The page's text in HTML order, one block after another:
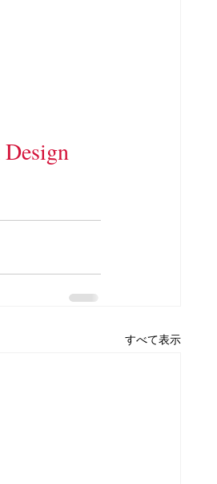
Design
すべて表示